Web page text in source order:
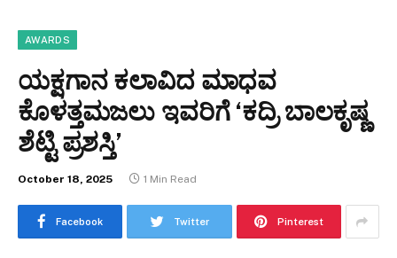
AWARDS
ಯಕ್ಷಗಾನ ಕಲಾವಿದ ಮಾಧವ
ಕೊಳತ್ತಮಜಲು ಇವರಿಗೆ ‘ಕದ್ರಿ ಬಾಲಕೃಷ್ಣ
ಶೆಟ್ಟಿ ಪ್ರಶಸ್ತಿ’
October 18, 2025 1 Min Read
Facebook Twitter Pinterest